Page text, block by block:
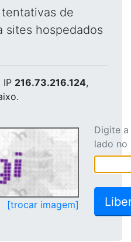
de
sites hospedados
IP 216.73.216.124,
[trocar imagem]
Digite
lado no